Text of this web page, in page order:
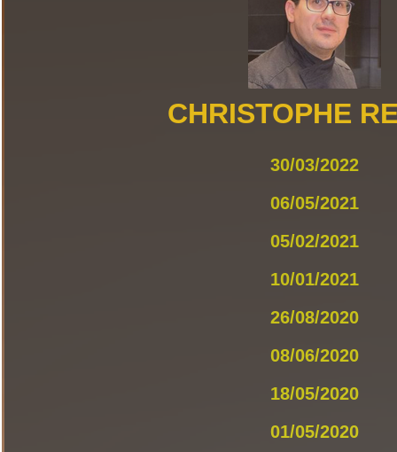
CHRISTOPHE
30/03/2022
06/05/2021
05/02/2021
10/01/2021
26/08/2020
08/06/2020
18/05/2020
01/05/2020